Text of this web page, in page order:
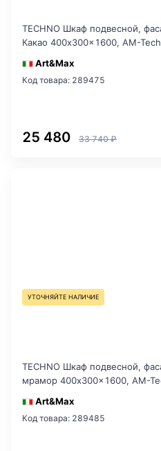
TECHNO Шкаф подвесной,
Какао 400x300x1600, AM-
Art&Max
Код товара: 289475
25 480 33 740 ₽
УТОЧНЯЙТЕ НАЛИЧИЕ
TECHNO Шкаф подвесной,
мрамор 400x300x1600, AM-
Art&Max
Код товара: 289485